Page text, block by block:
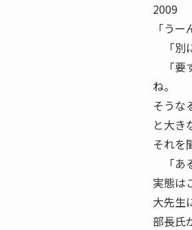
2009
「う
「別
「要
ね。
そうな
と大き
それを
「あ
実態は
大先生
部長氏